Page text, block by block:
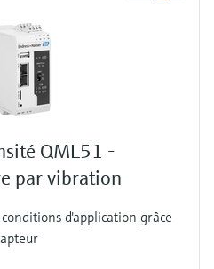
QML51 -
par vibration
d'application grâce